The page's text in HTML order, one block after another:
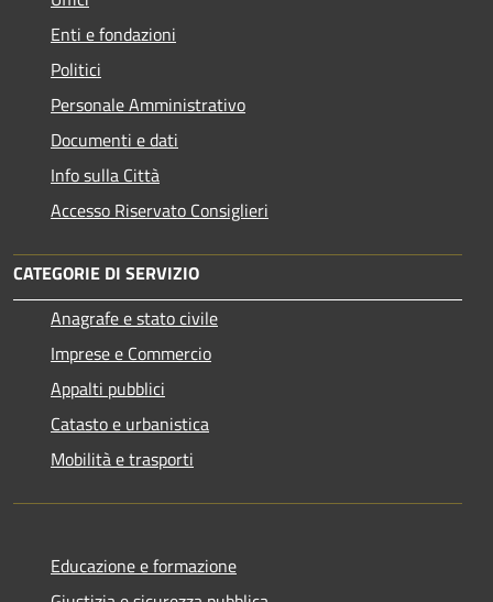
Enti e fondazioni
Politici
Personale Amministrativo
Documenti e dati
Info sulla Città
Accesso Riservato Consiglieri
CATEGORIE DI SERVIZIO
Anagrafe e stato civile
Imprese e Commercio
Appalti pubblici
Catasto e urbanistica
Mobilità e trasporti
Educazione e formazione